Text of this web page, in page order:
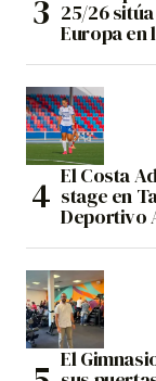
25/26
Europa en
El Costa
stage en
Deportivo
El